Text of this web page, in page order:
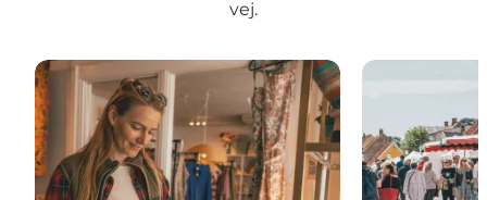
vej.
Shopping på Sydsjælland & Møn Oplev byerne